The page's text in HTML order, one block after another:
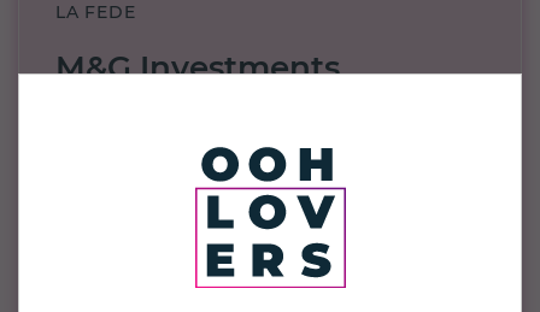
LA FEDE
M&G Investments
desarrollado una serie de estaciones de carga
de vehículos eléctricos en pleno centro de
Madrid. Además, las plazas de aparcamiento
contaban con una completa decoración de
marca creando un espacio diferencial dentro
de la instalación.